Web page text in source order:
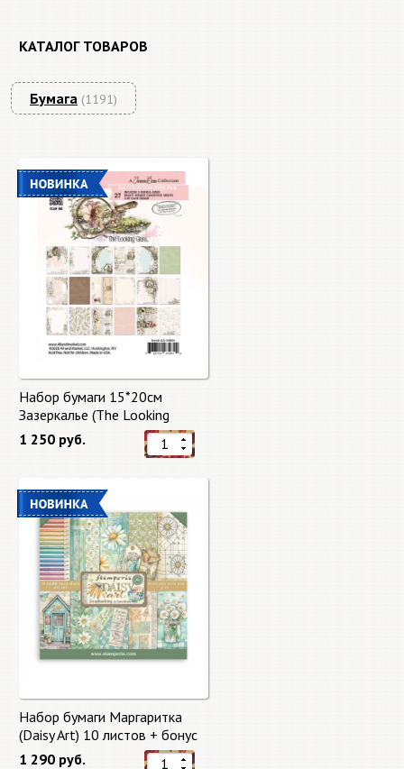
КАТАЛОГ ТОВАРОВ
Бумага (1191)
Набор бумаги 15*20см
Зазеркалье (The Looking
Glass) 27 листов от 49 Market
1 250 руб.
Набор бумаги Маргаритка
(Daisy Art) 10 листов + бонус
от Stamperia
1 290 руб.